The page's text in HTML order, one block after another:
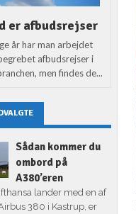
er afbudsrejser
år har man arbejdet
afbudsrejser i
men findes de...
Sådan kommer du
ombord på
A380’eren
lander med en af
380 i Kastrup, er